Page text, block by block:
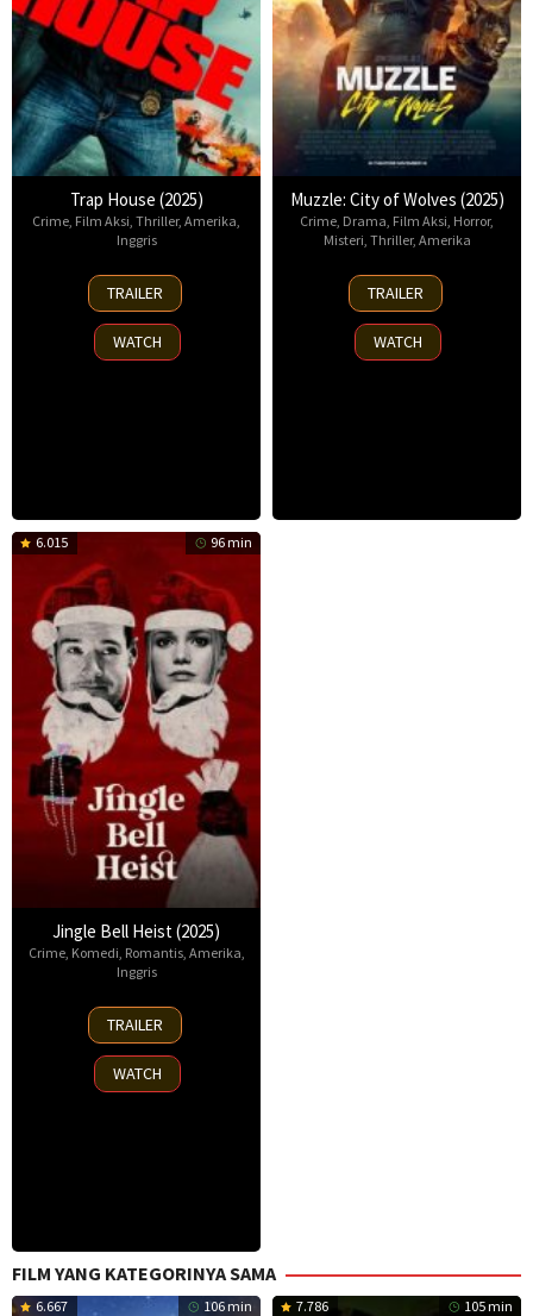
Trap House (2025)
Crime, Film Aksi, Thriller, Amerika,
Inggris
14
Nov
2025
TRAILER
WATCH
Muzzle: City of Wolves (2025)
Crime, Drama, Film Aksi, Horror,
Misteri, Thriller, Amerika
13
Nov
2025
TRAILER
WATCH
6.015 96 min
Jingle Bell Heist (2025)
Crime, Komedi Romantis, Amerika
Inggris
25
Nov
2025
TRAILER
WATCH
FILM YANG KATEGORINYA SAMA
6.667 106 min 7.786 105 min